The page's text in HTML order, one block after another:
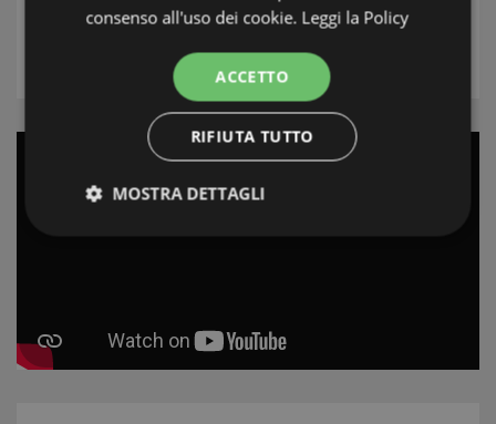
RICERCA
consenso all'uso dei cookie. Leggi la Policy
ACCETTO
RIFIUTA TUTTO
MOSTRA DETTAGLI